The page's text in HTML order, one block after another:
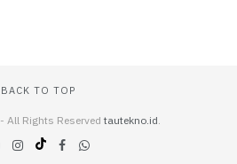
BACK TO TOP
- All Rights Reserved tautekno.id